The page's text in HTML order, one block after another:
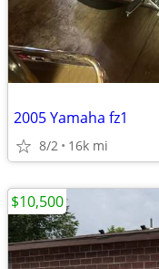
2005 Yamaha fz1
8/2 16k mi
$10,500